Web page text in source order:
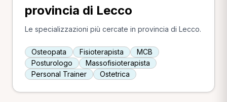
provincia di Lecco
Le specializzazioni più cercate in provincia di Lecco.
Osteopata Fisioterapista
MCB
Posturologo
Massofisioterapista
Personal Trainer
Ostetrica